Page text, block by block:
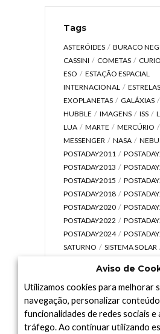
Tags
ASTERÓIDES
BURACO
CASSINI
COMETAS
ESO
ESTAÇÃO ESPACIAL
INTERNACIONAL
ESTRELAS
EXOPLANETAS
GALÁXIAS
HUBBLE
IMAGENS ISS
LUA
MARTE
MERCÚRIO
MESSENGER
NASA
POSTADAY2011
POSTADAY2013
POSTADAY2015
POSTADAY2018
POSTADAY2020
POSTADAY2022
POSTADAY2024
SATURNO
SISTEMA SOLAR
UNIVERSO
VÍDEO
Arquivo
Aviso de
Utilizamos cookies para melhorar
navegação, personalizar
funcionalidades de redes sociais e
tráfego. Ao continuar utilizando